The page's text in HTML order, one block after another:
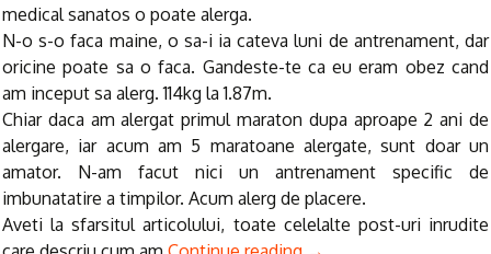
medical sanatos o poate alerga.
N-o s-o faca maine, o sa-i ia cateva luni de antrenament, dar
oricine poate sa o faca. Gandeste-te ca eu eram obez cand
am inceput sa alerg. 114kg la 1.87m.
Chiar daca am alergat primul maraton dupa aproape 2 ani de
alergare, iar acum am 5 maratoane alergate, sunt doar un
amator. N-am facut nici un antrenament specific de
imbunatatire a timpilor. Acum alerg de placere.
Aveti la sfarsitul articolului, toate celelalte post-uri inrudite